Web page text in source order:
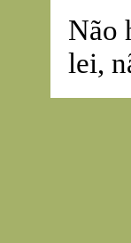
Não
lei,